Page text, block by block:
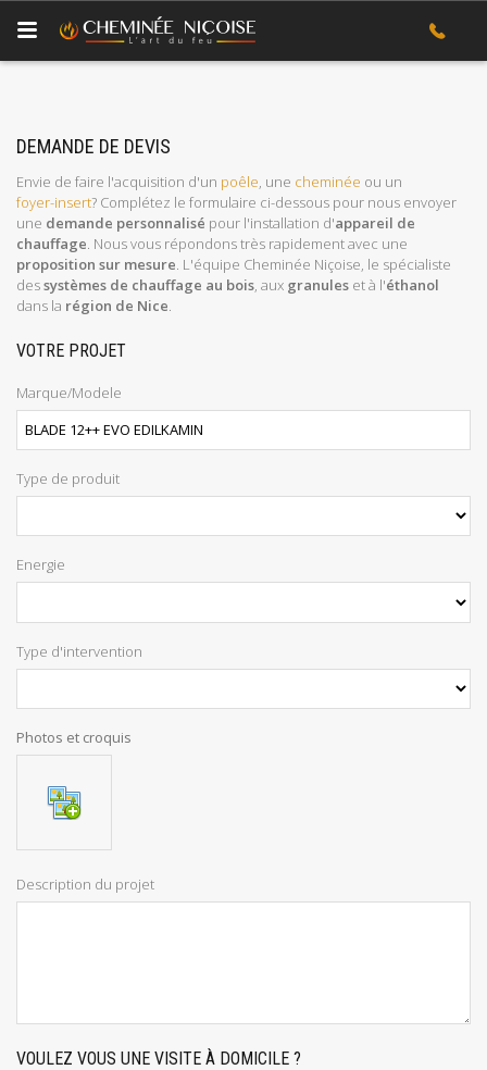
DEMANDE DE DEVIS
Envie de faire l'acquisition d'un poêle, une cheminée ou un
foyer-insert? Complétez le formulaire ci-dessous pour nous envoyer
une demande personnalisé pour l'installation d'appareil de
chauffage. Nous vous répondons très rapidement avec une
proposition sur mesure. L'équipe Cheminée Niçoise, le spécialiste
dessystèmes de chauffage au bois, aux granules et à l'éthanol
dans la région de Nice.
VOTRE PROJET
Marque/Modele
Type de produit
Energie
Type d'intervention
Photos et croquis
Description du projet
VOULEZ VOUS UNE VISITE À DOMICILE ?